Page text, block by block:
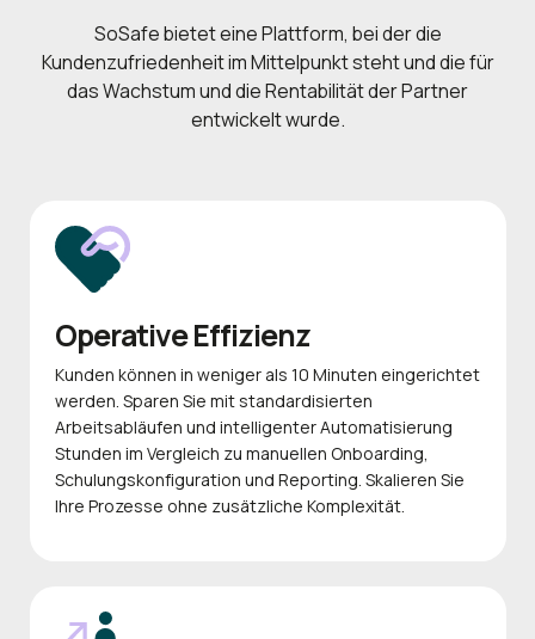
SoSafe bietet eine Plattform, bei der die
Kundenzufriedenheit im Mittelpunkt steht und die für
das Wachstum und die Rentabilität der Partner
entwickelt wurde.
Operative Effizienz
Kunden können in weniger als 10 Minuten eingerichtet
werden. Sparen Sie mit standardisierten
Arbeitsabläufen und intelligenter Automatisierung
Stunden im Vergleich zu manuellen Onboarding,
Schulungskonfiguration und Reporting. Skalieren Sie
Ihre Prozesse ohne zusätzliche Komplexität.